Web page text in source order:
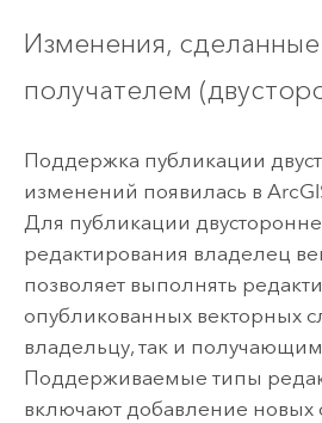
Изменения,
получателем
Поддержка публикации
изменений появилась в
Для публикации
редактирования владелец
позволяет выполнять
опубликованных векторных
владельцу, так и
Поддерживаемые типы
включают добавление новых